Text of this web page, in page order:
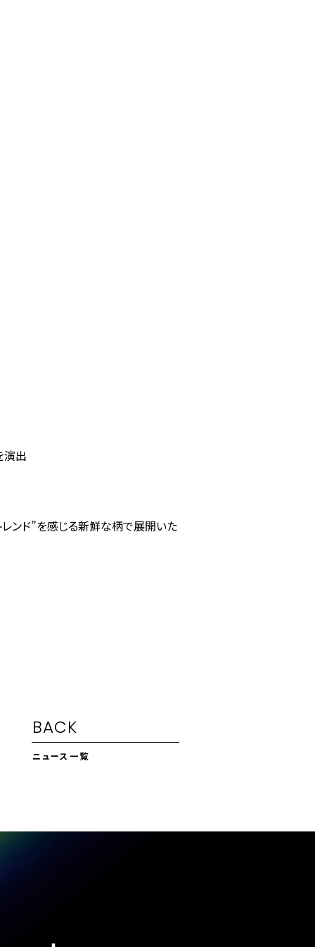
演出
ンド”を感じる新鮮な柄で展開いた
BACK
ニュース一覧